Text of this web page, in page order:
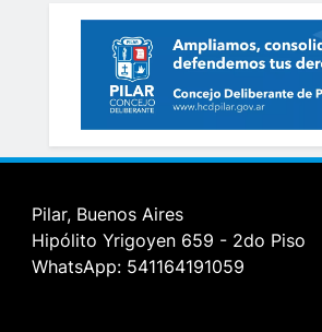
Pilar, Buenos Aires
Hipólito Yrigoyen 659 - 2do Piso
WhatsApp: 541164191059